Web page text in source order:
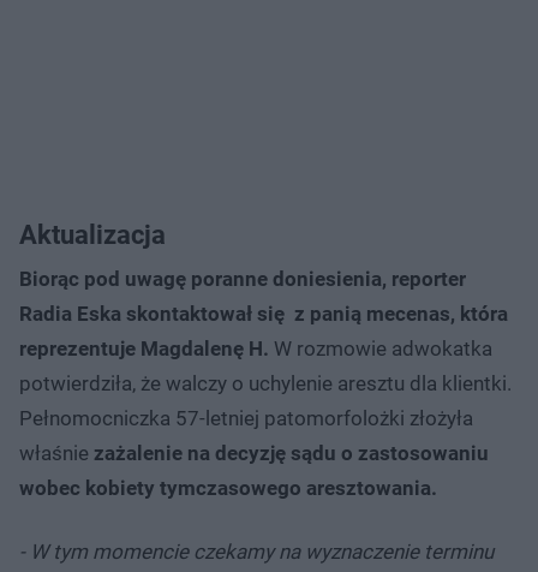
Aktualizacja
Biorąc pod uwagę poranne doniesienia, reporter
Radia Eska skontaktował się z panią mecenas, która
reprezentuje Magdalenę H. W rozmowie adwokatka
potwierdziła, że walczy o uchylenie aresztu dla klientki.
Pełnomocniczka 57-letniej patomorfolożki złożyła
właśnie zażalenie na decyzję sądu o zastosowaniu
wobec kobiety tymczasowego aresztowania.
- W tym momencie czekamy na wyznaczenie terminu